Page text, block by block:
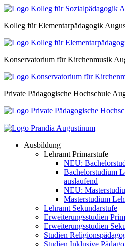
Kolleg für Elementarpädagogik
Konservatorium für Kirchenmusik
Private Pädagogische Hochschule
Ausbildung
Lehramt Primarstufe
NEU:
Bachelorstudium
auslaufend
NEU:
Masterstudium
Lehramt Sekundarstufe
Erweiterungsstudien
Erweiterungsstudien
Studien